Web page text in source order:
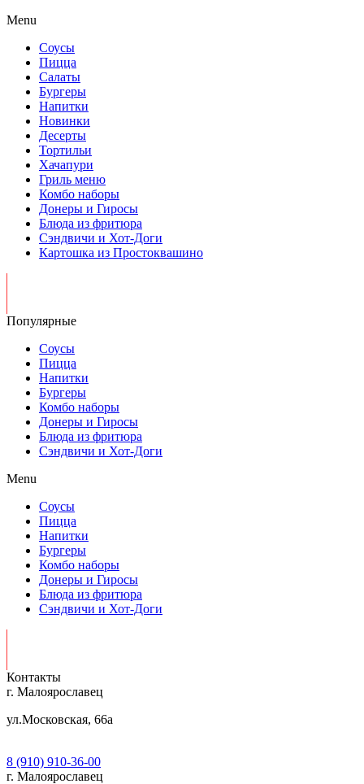
Menu
Соусы
Пицца
Салаты
Бургеры
Напитки
Новинки
Десерты
Тортильи
Хачапури
Гриль меню
Комбо наборы
Донеры и Гиросы
Блюда из фритюра
Сэндвичи и Хот-Доги
Картошка из Простоквашино
Популярные
Соусы
Пицца
Напитки
Бургеры
Комбо наборы
Донеры и Гиросы
Блюда из фритюра
Сэндвичи и Хот-Доги
Menu
Соусы
Пицца
Напитки
Бургеры
Комбо наборы
Донеры и Гиросы
Блюда из фритюра
Сэндвичи и Хот-Доги
Контакты
г. Малоярославец
ул.Московская, 66а
8 (910) 910-36-00
г. Малоярославец